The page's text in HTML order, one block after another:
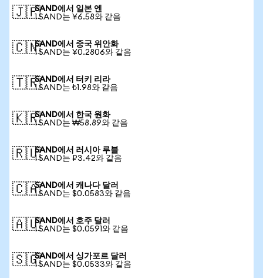
🇯🇵SAND에서 일본 엔
1 SAND는 ¥6.58와 같음
🇨🇳SAND에서 중국 위안화
1 SAND는 ¥0.2806와 같음
🇹🇷SAND에서 터키 리라
1 SAND는 ₺1.98와 같음
🇰🇷SAND에서 한국 원화
1 SAND는 ₩58.89와 같음
🇷🇺SAND에서 러시아 루블
1 SAND는 ₽3.42와 같음
🇨🇦SAND에서 캐나다 달러
1 SAND는 $0.0583와 같음
🇦🇺SAND에서 호주 달러
1 SAND는 $0.0591와 같음
🇸🇬SAND에서 싱가포르 달러
1 SAND는 $0.0533와 같음